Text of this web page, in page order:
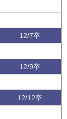
12/7卒
12/9卒
12/12卒